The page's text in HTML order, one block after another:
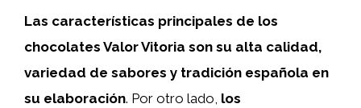
Las características principales de los
chocolates Valor Vitoria son su alta calidad,
variedad de sabores y tradición española en
su elaboración. Por otro lado, los